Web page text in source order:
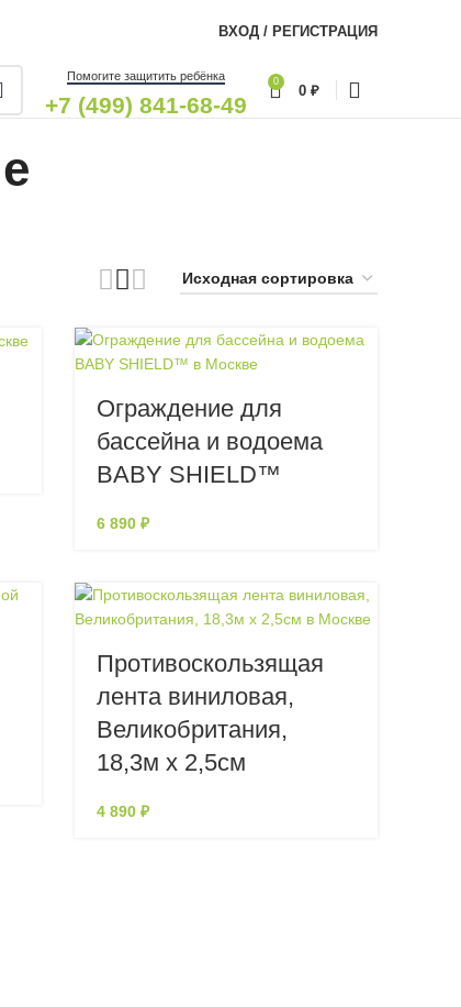
ВХОД / РЕГИСТРАЦИЯ
Помогите защитить ребёнка
+7 (499) 841-68-49
0
0 ₽
Ограждение для
бассейна и водоема
BABY SHIELD™
6 890₽
Противоскользящая
лента виниловая,
Великобритания,
18,3м х 2,5см
4 890₽